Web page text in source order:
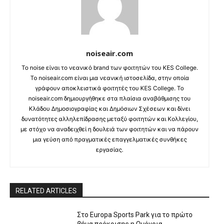
noiseair.com
Το noise είναι το νεανικό brand των φοιτητών του KES College.
Το noiseair.com είναι μια νεανική ιστοσελίδα, στην οποία
γράφουν αποκλειστικά φοιτητές του KES College. Το
noiseair.com δημιουργήθηκε στα πλαίσια αναβάθμισης του
Κλάδου Δημοσιογραφίας και Δημόσιων Σχέσεων και δίνει
δυνατότητες αλληλεπίδρασης μεταξύ φοιτητών και Κολλεγίου,
με στόχο να αναδειχθεί η δουλειά των φοιτητών και να πάρουν
μια γεύση από πραγματικές επαγγελματικές συνθήκες
εργασίας.
RELATED ARTICLES
Στο Europa Sports Park για το πρώτο